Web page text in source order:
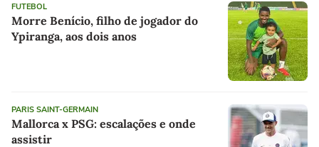
FUTEBOL
Morre Benício, filho de jogador do
Ypiranga, aos dois anos
PARIS SAINT-GERMAIN
Mallorca x PSG: escalações e onde
assistir